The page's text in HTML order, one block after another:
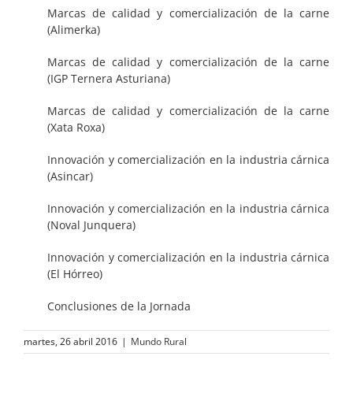
Marcas de calidad y comercialización de la carne
(Alimerka)
Marcas de calidad y comercialización de la carne
(IGP Ternera Asturiana)
Marcas de calidad y comercialización de la carne
(Xata Roxa)
Innovación y comercialización en la industria cárnica
(Asincar)
Innovación y comercialización en la industria cárnica
(Noval Junquera)
Innovación y comercialización en la industria cárnica
(El Hórreo)
Conclusiones de la Jornada
martes, 26 abril 2016 | Mundo Rural